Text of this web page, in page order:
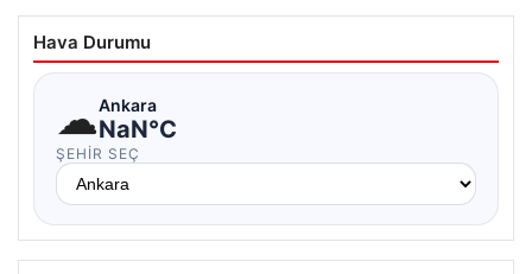
Hava Durumu
☁Ankara
NaN°C
ŞEHIR SEÇ